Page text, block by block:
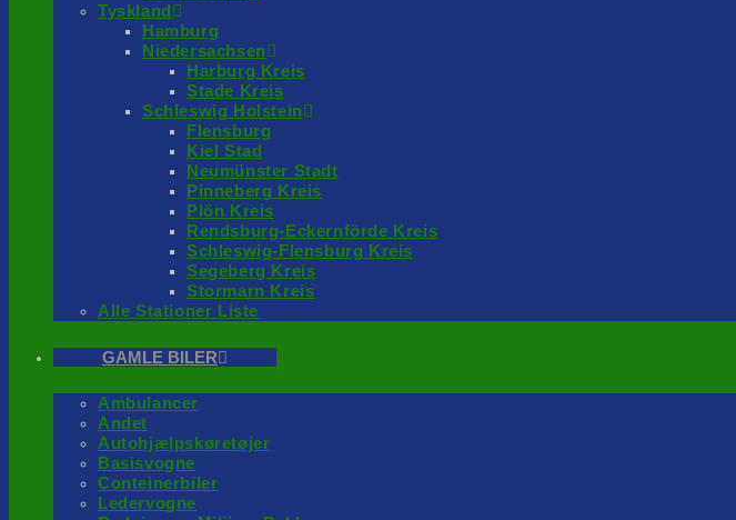
Tyskland
Hamburg
Niedersachsen
Harburg Kreis
Stade Kreis
Schleswig Holstein
Flensburg
Kiel Stad
Neumünster Stadt
Pinneberg Kreis
Plön Kreis
Rendsburg-Eckernförde Kreis
Schleswig-Flensburg Kreis
Segeberg Kreis
Stormarn Kreis
Alle Stationer Liste
GAMLE BILER
Ambulancer
Andet
Autohjælpskøretøjer
Basisvogne
Conteinerbiler
Ledervogne